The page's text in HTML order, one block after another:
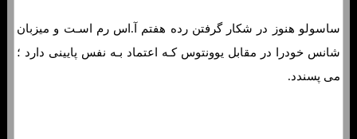
ساسولو هنوز در شکار گرفتن رده هفتم آ.اس رم اسـت و میزبان
شانس خودرا در مقابل یوونتوس کـه اعتماد بـه نفس پایینی دارد ؛
می پسندد.